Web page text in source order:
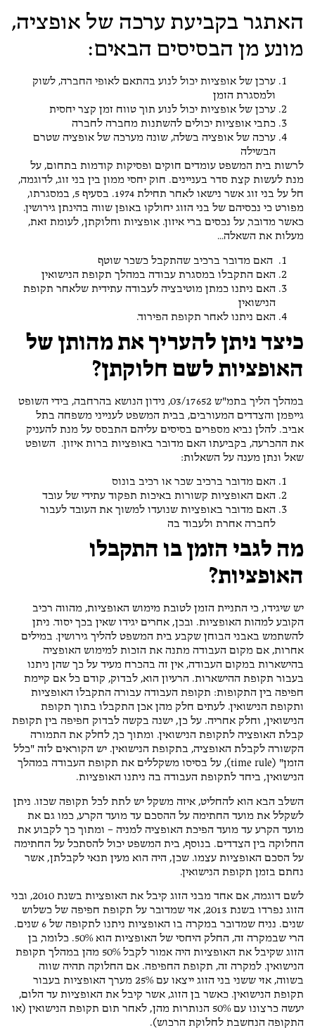
האתגר בקביעת ערכה של אופציה,
מונע מן הבסיסים הבאים:
ערכן של אופציות יכול לנוע בהתאם לאופי החברה, לשוק
ולמסגרת הזמן
ערכן של אופציות יכול לנוע תוך טווח זמן קצר יחסית
כתבי אופציות יכולים להשתנות מחברה לחברה
ערכה של אופציה בשלה, שונה מערכה של אופציה שטרם
הבשילה
לרשות בית המשפט עומדים חוקים ופסיקות קודמות בתחום, על
מנת לעשות קצת סדר בעניינים. חוק יחסי ממון בין בני זוג, לדוגמה,
חל על בני זוג אשר נישאו לאחר תחילת 1974. בסעיף 5, במסגרתו,
מפורט כי נכסיהם של בני הזוג יחולקו באופן שווה בהינתן גירושין.
כאשר מדובר, על נכסים ברי איזון. אופציות וחלוקתן, לעומת זאת,
מעלות את השאלה…
האם מדובר ברכיב שהתקבל כשכר שוטף
האם התקבלו במסגרת עבודה במהלך תקופת הנישואין
האם ניתנו כמתן מוטיבציה לעבודה עתידית שלאחר תקופת
הנישואין
האם ניתנו לאחר תקופת הפירוד.
כיצד ניתן להעריך את מהותן של
האופציות לשם חלוקתן?
במהלך הליך בתמ"ש 03/17652, נידון הנושא בהרחבה, בידי השופט
גייפמן והצדדים המעורבים, בבית המשפט לענייני משפחה בתל
אביב. להלן נביא מספרים בסיסים עליהם התבסס על מנת להעניק
את ההכרעה, בקביעתו האם מדובר באופציות ברות איזון. השופט
שאל ונתן מענה על השאלות:
האם מדובר ברכיב שכר או רכיב בונוס
האם האופציות קשורות באיכות תפקוד עתידי של עובד
האם מדובר באופציות שנועדו למשוך את העובד לעבור
לחברה אחרת ולעבוד בה
מה לגבי הזמן בו התקבלו
האופציות?
יש שיגידו, כי התניית הזמן לטובת מימוש האופציות, מהווה רכיב
הקובע למהות האופציות. ובכן, אחרים יגידו שאין בכך יסוד. ניתן
להשתמש באבני הבוחן שקבע בית המשפט להליך גירושין. במילים
אחרות, אם מקום העבודה מתנה את הזכות למימוש האופציה
בהישארות במקום העבודה, אין זה בהכרח מעיד על כך שהן ניתנו
בעבור תקופת ההישארות. הרעיון הוא, לבדוק, קודם כל אם קיימת
חפיפה בין התקופות: תקופת העבודה עבורה התקבלו האופציות
ותקופת הנישואין. לעתים חלק מהן אכן התקבלו בתוך תקופת
הנישואין, וחלק אחריה. על כן, ישנה בקשה לבדוק חפיפה בין תקופת
קבלת האופציה לתקופת הנישואין. ומתוך כך, לחלק את התמורה
הקשורה לקבלת האופציה, בתקופת הנישואין. יש הקוראים לזה "כלל
הזמן" (time rule), על בסיסו משקללים את תקופת העבודה במהלך
הנישואין, ביחד לתקופת העבודה בה ניתנו האופציות.
השלב הבא הוא להחליט, איזה משקל יש לתת לכל תקופה שכזו. ניתן
לשקלל את מועד החתימה על ההסכם עד מועד הקרע, כמו גם את
מועד הקרע עד מועד הפיכת האופציה למניה – ומתוך כך לקבוע את
החלוקה בין הצדדים. בנוסף, בית המשפט יכול להסתכל על החתימה
על הסכם האופציות עצמו. שכן, היה הוא מעין תנאי לקבלתן, אשר
נחתם בזמן תקופת הנישואין.
לשם דוגמה, אם אחד מבני הזוג קיבל את האופציות בשנת 2010, ובני
הזוג נפרדו בשנת 2013, אזי שמדובר על תקופת חפיפה של כשלוש
שנים. נניח שמדובר במקרה בו האופציות ניתנו לתקופה של 6 שנים.
הרי שבמקרה זה, החלק היחסי של האופציות הוא 50%. כלומר, בן
הזוג שקיבל את האופציות היה אמור לקבל 50% מהן במהלך תקופת
הנישואין. למקרה זה, תקופת החפיפה. אם החלוקה תהיה שווה
בשווה, אזי ששני בני הזוג ייצאו עם 25% מערך האופציות בעבור
תקופת הנישואין. כאשר בן הזוג, אשר קיבל את האופציות עד הלום,
יעשה כרצונו עם 50% הנותרות מהן, לאחר תום תקופת הנישואין (או
התקופה הנחשבת לחלוקת הרכוש).